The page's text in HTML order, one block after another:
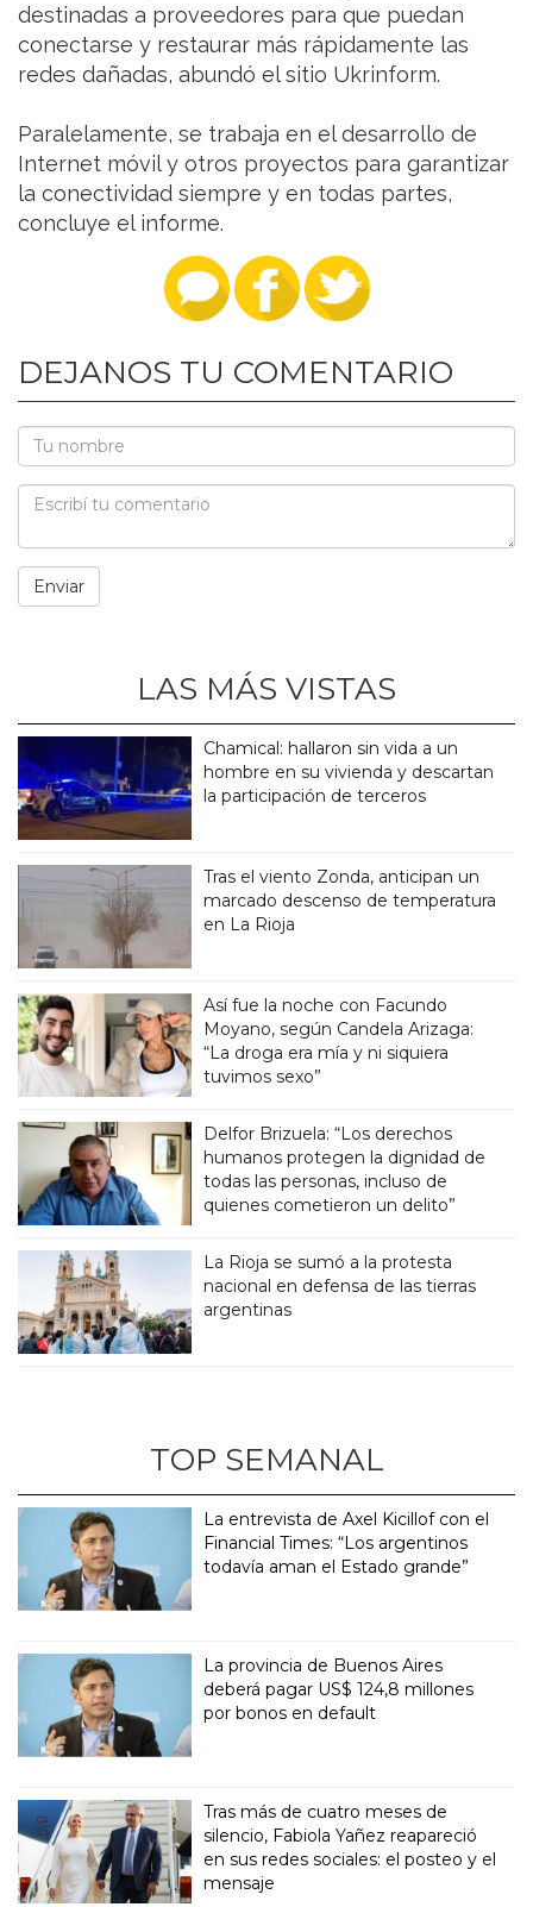
destinadas a proveedores para que puedan
conectarse y restaurar más rápidamente las
redes dañadas, abundó el sitio Ukrinform.
Paralelamente, se trabaja en el desarrollo de
Internet móvil y otros proyectos para garantizar
la conectividad siempre y en todas partes,
concluye el informe.
DEJANOS TU COMENTARIO
LAS MÁS VISTAS
Chamical: hallaron sin vida a un
hombre en su vivienda y descartan
la participación de terceros
Tras el viento Zonda, anticipan un
marcado descenso de temperatura
en La Rioja
Así fue la noche con Facundo
Moyano, según Candela Arizaga:
“La droga era mía y ni siquiera
tuvimos sexo”
Delfor Brizuela: “Los derechos
humanos protegen la dignidad de
todas las personas, incluso de
quienes cometieron un delito”
La Rioja se sumó a la protesta
nacional en defensa de las tierras
argentinas
TOP SEMANAL
La entrevista de Axel Kicillof con el
Financial Times: “Los argentinos
todavía aman el Estado grande”
La provincia de Buenos Aires
deberá pagar US$ 124,8 millones
por bonos en default
Tras más de cuatro meses de
silencio, Fabiola Yañez reapareció
en sus redes sociales: el posteo y el
mensaje